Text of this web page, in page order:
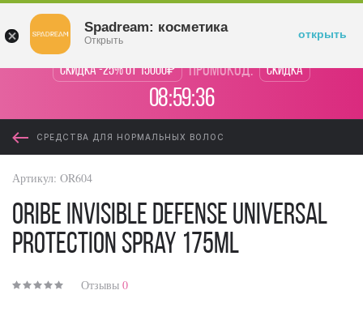
Скидка -25% от 15000₽ промокод: Скидка
08:59:35
СРЕДСТВА ДЛЯ НОРМАЛЬНЫХ ВОЛОС
Артикул: OR604
Oribe Invisible Defense Universal
Protection Spray 175ml
Отзывы 0
Spadream: косметика
Открыть открыть